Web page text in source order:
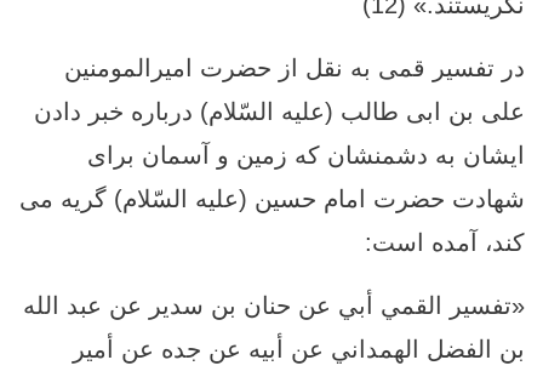
در تفسير قمی به نقل از حضرت امیرالمومنین
على بن ابى طالب (علیه السّلام) درباره خبر دادن
ایشان به دشمنشان که زمین و آسمان برای
شهادت حضرت امام حسین (علیه السّلام) گریه می
کند، آمده است:
«تفسير القمي أبي عن حنان بن سدير عن عبد الله
بن الفضل الهمداني عن أبيه عن جده عن أمير